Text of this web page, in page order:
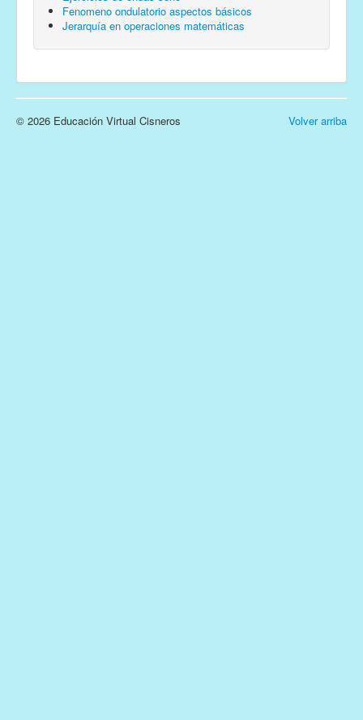
Fenomeno ondulatorio aspectos básicos
Jerarquía en operaciones matemáticas
Volver arriba
© 2026 Educación Virtual Cisneros